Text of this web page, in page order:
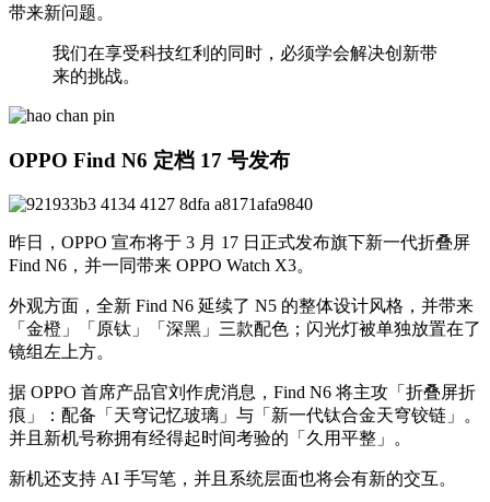
带来新问题。
我们在享受科技红利的同时，必须学会解决创新带
来的挑战。
OPPO Find N6 定档 17 号发布
昨日，OPPO 宣布将于 3 月 17 日正式发布旗下新一代折叠屏
Find N6，并一同带来 OPPO Watch X3。
外观方面，全新 Find N6 延续了 N5 的整体设计风格，并带来
「金橙」「原钛」「深黑」三款配色；闪光灯被单独放置在了
镜组左上方。
据 OPPO 首席产品官刘作虎消息，Find N6 将主攻「折叠屏折
痕」：配备「天穹记忆玻璃」与「新一代钛合金天穹铰链」。
并且新机号称拥有经得起时间考验的「久用平整」。
新机还支持 AI 手写笔，并且系统层面也将会有新的交互。